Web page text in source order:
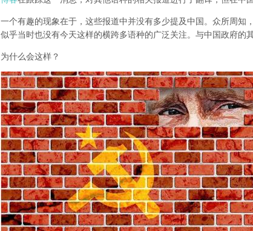
一个有趣的现象在于，这些报道中并没有多少提及中国。众所周知
似乎当时也没有今天这样的横跨多语种的广泛关注。与中国政府的
为什么会这样？